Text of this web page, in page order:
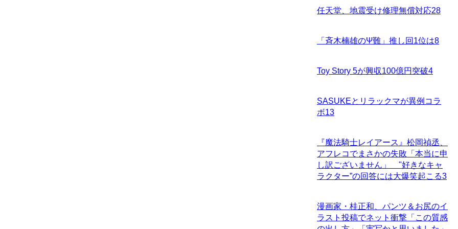
任天堂、地震受け修理無償対応28
「斉木楠雄のΨ難」推し回1位は8
Toy Story 5が興収100億円突破4
SASUKEとリラックマが異例コラ
ボ13
『魔法騎士レイアース』松岡禎丞、
アフレコでまさかの失敗「本当に申
し訳ございません」 "好きなキャ
ラクター”の回答には大爆笑起こる3
漫画家・桂正和、パンツ＆お尻のイ
ラスト投稿でネット衝撃「この質感